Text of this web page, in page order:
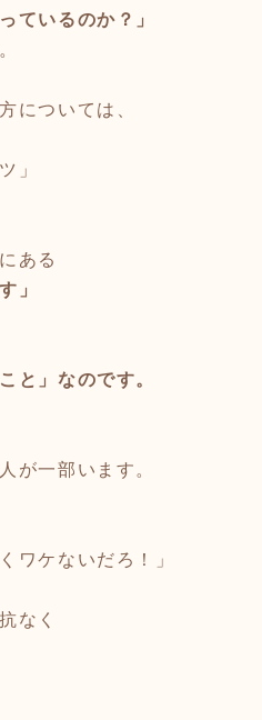
ているのか？」
については、
」
ある
」
と」なのです。
が一部います。
ワケないだろ！」
なく